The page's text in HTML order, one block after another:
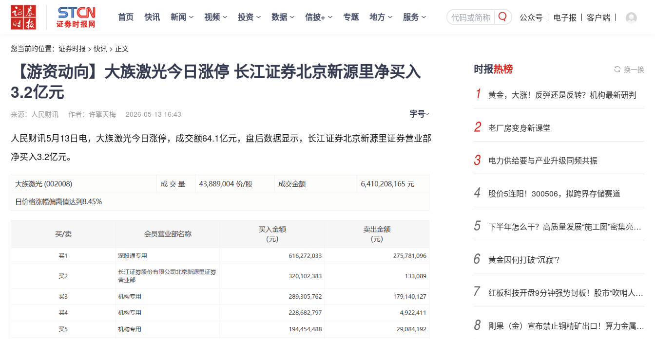
首页 快讯 新闻 视频 投资 数据 信披+ 专题 地方 服务 公众号 电子报 客户端
您当前的位置： 证券时报 > 快讯 > 正文
【游资动向】大族激光今日涨停 长江证券北京新源里净买入
3.2亿元
来源：人民财讯 作者：许擎天梅 2026-05-13 16:43 字号
人民财讯5月13日电， 大族激光今日涨停，成交额64.1亿元，盘后数据显示，长江证券北京新源里证券营业部
净买入3.2亿元。
时报热榜 换一换
黄金，大涨！反弹还是反转？机构最新研判
老厂房变身新课堂
电力供给要与产业升级同频共振
股价5连阳！300506，拟跨界存储赛道
下半年怎么干？高质量发展“施工图”密集亮相 聚焦主业提质增效 国资央企向AI要动能
黄金因何打破“沉寂”？
红板科技开盘9分钟强势封板！股市“吹哨人”突然改口！市场风向变了？
刚果（金）宣布禁止铜精矿出口！算力金属影响多大？